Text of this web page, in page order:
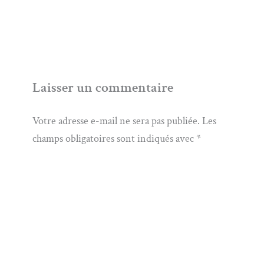
Laisser un commentaire
Votre adresse e-mail ne sera pas publiée. Les
champs obligatoires sont indiqués avec *